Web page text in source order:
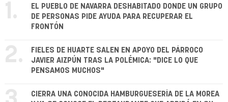
1.
EL PUEBLO DE NAVARRA DESHABITADO DONDE UN GRUPO
DE PERSONAS PIDE AYUDA PARA RECUPERAR EL
FRONTÓN
2.
FIELES DE HUARTE SALEN EN APOYO DEL PÁRROCO
JAVIER AIZPÚN TRAS LA POLÉMICA: "DICE LO QUE
PENSAMOS MUCHOS"
CIERRA UNA CONOCIDA HAMBURGUESERÍA DE LA MOREA